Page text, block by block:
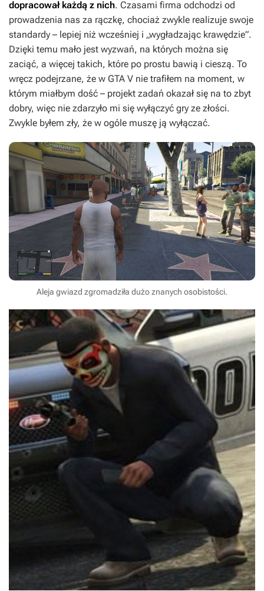
dopracował każdą z nich. Czasami firma odchodzi od
prowadzenia nas za rączkę, chociaż zwykle realizuje swoje
standardy – lepiej niż wcześniej i „wygładzając krawędzie”.
Dzięki temu mało jest wyzwań, na których można się
zaciąć, a więcej takich, które po prostu bawią i cieszą. To
wręcz podejrzane, że w GTA V nie trafiłem na moment, w
którym miałbym dość – projekt zadań okazał się na to zbyt
dobry, więc nie zdarzyło mi się wyłączyć gry ze złości.
Zwykle byłem zły, że w ogóle muszę ją wyłączać.
Aleja gwiazd zgromadziła dużo znanych osobistości.